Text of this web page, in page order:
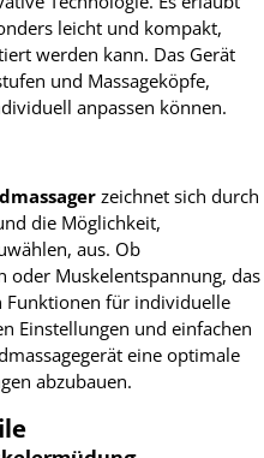
leicht und kompakt,
werden kann. Das Gerät
und Massageköpfe,
anpassen können.
zeichnet sich durch
die Möglichkeit,
aus. Ob
Muskelentspannung, das
Funktionen für individuelle
Einstellungen und einfachen
eine optimale
abzubauen.